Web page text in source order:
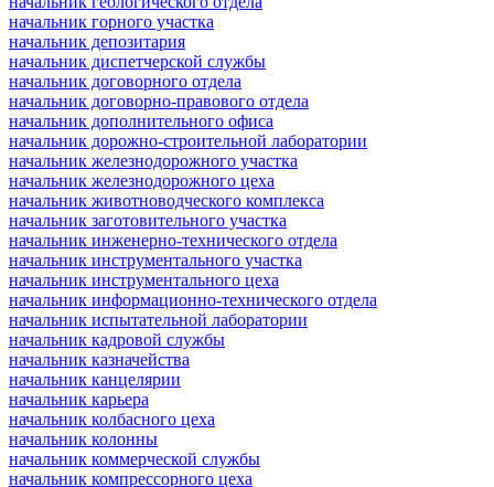
начальник горного участка
начальник депозитария
начальник диспетчерской службы
начальник договорного отдела
начальник договорно-правового отдела
начальник дополнительного офиса
начальник дорожно-строительной лаборатории
начальник железнодорожного участка
начальник железнодорожного цеха
начальник животноводческого комплекса
начальник заготовительного участка
начальник инженерно-технического отдела
начальник инструментального участка
начальник инструментального цеха
начальник информационно-технического отдела
начальник испытательной лаборатории
начальник кадровой службы
начальник казначейства
начальник канцелярии
начальник карьера
начальник колбасного цеха
начальник колонны
начальник коммерческой службы
начальник компрессорного цеха